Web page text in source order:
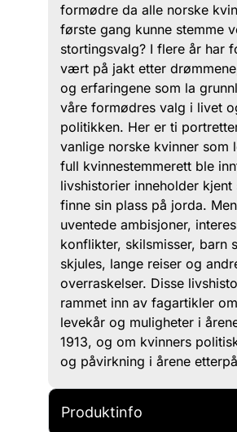
formødre da alle norske
første gang kunne stemme
stortingsvalg? I flere år har
vært på jakt etter
og erfaringene som la
våre formødres valg i livet
politikken. Her er ti
vanlige norske kvinner som
full kvinnestemmerett ble
livshistorier inneholder
finne sin plass på jorda.
uventede ambisjoner,
konflikter, skilsmisser, barn
skjules, lange reiser og
overraskelser. Disse
rammet inn av fagartikler
levekår og muligheter i
1913, og om kvinners
og påvirkning i årene
Produktinfo